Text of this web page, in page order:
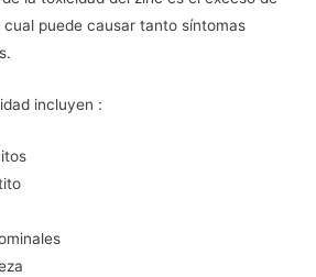
puede causar tanto síntomas
incluyen :